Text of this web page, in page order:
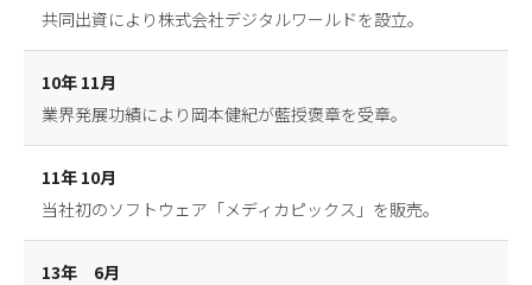
共同出資により株式会社デジタルワールドを設立。
10年 11月
業界発展功績により岡本健紀が藍授褒章を受章。
11年 10月
当社初のソフトウェア「メディカピックス」を販売。
13年 6月